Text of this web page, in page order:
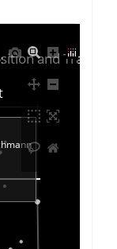
and Trace